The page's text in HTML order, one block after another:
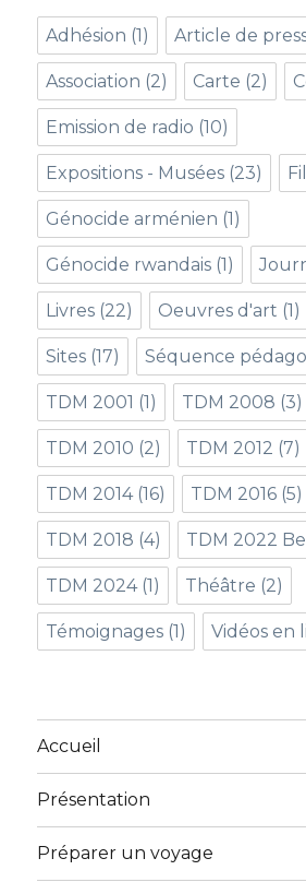
Adhésion (1) Article de
Association (2) Carte (2)
Emission de radio (10)
Expositions - Musées (23)
Génocide arménien (1)
Génocide rwandais (1)
Livres (22) Oeuvres d'art (1)
Sites (17) Séquence
TDM 2001 (1) TDM 2008 (3)
TDM 2010 (2) TDM 2012 (7)
TDM 2014(16) TDM 2016 (5)
TDM 2018 (4) TDM 2022
TDM 2024(1) Théâtre (2)
Témoignages (1) Vidéos en
Accueil
Présentation
Préparer un voyage